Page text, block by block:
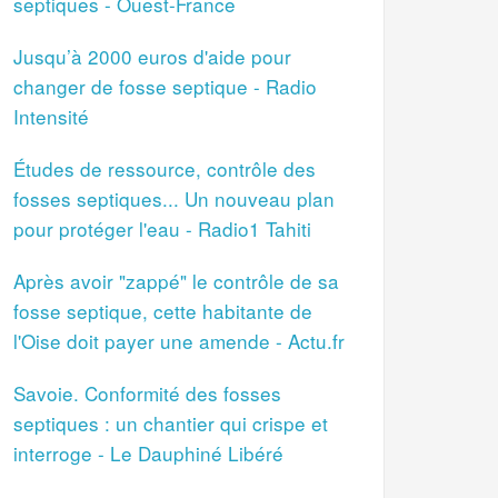
Jusqu’à 2000 euros d'aide pour
changer de fosse septique - Radio
Intensité
Études de ressource, contrôle des
fosses septiques... Un nouveau plan
pour protéger l'eau - Radio1 Tahiti
Après avoir "zappé" le contrôle de sa
fosse septique, cette habitante de
l'Oise doit payer une amende - Actu.fr
Savoie. Conformité des fosses
septiques : un chantier qui crispe et
interroge - Le Dauphiné Libéré